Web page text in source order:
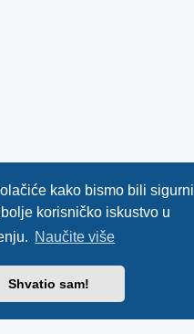
kako bismo bili sigurni
korisničko iskustvo u
Naučite više
Shvatio sam!